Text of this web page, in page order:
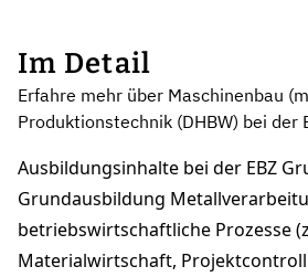
Im Detail
Erfahre mehr über Maschinenbau
Produktionstechnik (DHBW) bei der
Ausbildungsinhalte bei der EBZ
Grundausbildung
betriebswirtschaftliche Prozesse
Materialwirtschaft,